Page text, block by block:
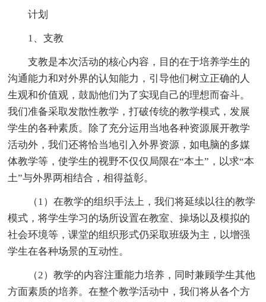
计划
1、支教
支教是本次活动的核心内容，目的在于培养学生的
沟通能力和对外界的认知能力，引导他们树立正确的人
生观和价值观，鼓励他们为了实现自己的理想而奋斗。
我们准备采取发散性教学，打破传统的教学模式，发展
学生的各种素质。除了充分运用当地各种资源展开教学
活动外，我们还将恰当地引入外界资源，如电脑的多媒
体教学等，使学生的视野不仅仅局限在“本土”，以求“本
土”与外界两相结合，相得益彰。
（1）在教学的组织手法上，我们将延续以往的教学
模式，将学生学习的场所设置在教室、操场以及模拟的
社会环境等，课堂的组织形式仍采取班级为主，以增强
学生在各种场景的互动性。
（2）教学的内容注重能力培养，同时兼顾学生其他
方面素质的培养。在整个教学活动中，我们将从各个方